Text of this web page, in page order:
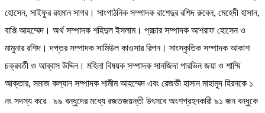
হোসেন, সাইফুর রহমান সাগর। সাংগাঠনিক সম্পাদক রাশেদুর রশিদ রুবেল, মেহেদী হাসান,
বাপ্পি আহম্মেদ। অর্থ সম্পাদক শহিদুল ইসলাম। প্রচার সম্পাদক আশরাফ হোসেন ও
মামুনার রশিদ। দপ্তর সম্পাদক সামিউল কাওসার রিপন। সাংস্কৃতিক সম্পাদক আকাশ
চক্রবর্তী ও আব্বাস উদ্দিন। মহিলা বিষয়ক সম্পাদক সানজিদা পারভিন জয়া ও শাম্মি
আক্তার, সমাজ কল্যান সম্পাদক শামীম আহম্মেদ এবং রেজভী হাসান মাহামুদ হিরনকে ১
নং সদস্য করে ৯৯ বন্ধুদের মধ্যে রজতজয়ন্তী উৎসবে অংশগ্রহনকারী ৯১ জন বন্ধুকে